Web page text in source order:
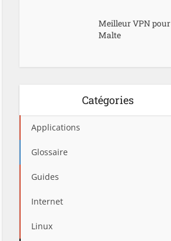
Meilleur VPN pour
Malte
Catégories
Applications
Glossaire
Guides
Internet
Linux